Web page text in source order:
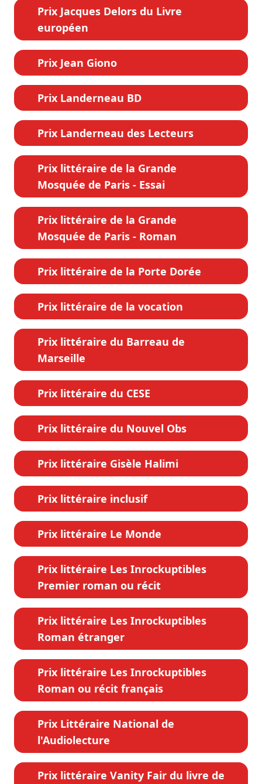
Prix Jacques Delors du Livre
européen
Prix Jean Giono
Prix Landerneau BD
Prix Landerneau des Lecteurs
Prix littéraire de la Grande
Mosquée de Paris - Essai
Prix littéraire de la Grande
Mosquée de Paris - Roman
Prix littéraire de la Porte Dorée
Prix littéraire de la vocation
Prix littéraire du Barreau de
Marseille
Prix littéraire du CESE
Prix littéraire du Nouvel Obs
Prix littéraire Gisèle Halimi
Prix littéraire inclusif
Prix littéraire Le Monde
Prix littéraire Les Inrockuptibles
Premier roman ou récit
Prix littéraire Les Inrockuptibles
Roman étranger
Prix littéraire Les Inrockuptibles
Roman ou récit français
Prix Littéraire National de
l'Audiolecture
Prix littéraire Vanity Fair du livre de